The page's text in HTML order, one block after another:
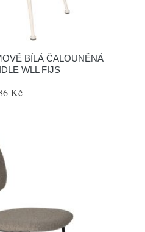
BÍLÁ ČALOUNĚNÁ
WLL FIJS
Kč